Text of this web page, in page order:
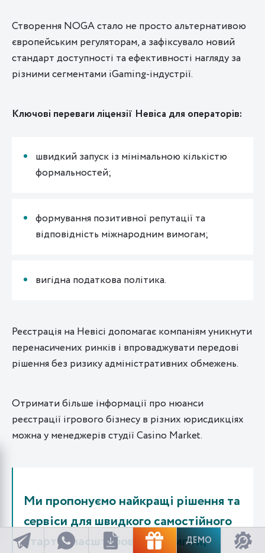
Створення NOGA стало не просто альтернативою
європейським регуляторам, а зафіксувало новий
стандарт доступності та ефективності нагляду за
різними сегментами iGaming-індустрії.
Ключові переваги ліцензії Невіса для операторів:
швидкий запуск із мінімальною кількістю
формальностей;
формування позитивної репутації та
відповідність міжнародним вимогам;
вигідна податкова політика.
Реєстрація на Невісі допомагає компаніям уникнути
перенасичених ринків і впроваджувати передові
рішення без ризику адміністративних обмежень.
Отримати більше інформації про нюанси
реєстрації ігрового бізнесу в різних юрисдикціях
можна у менеджерів студії Casino Market.
Ми пропонуємо найкращі рішення та
сервіси для швидкого самостійного
старту: масштабовані скрипти,
ДЕМО